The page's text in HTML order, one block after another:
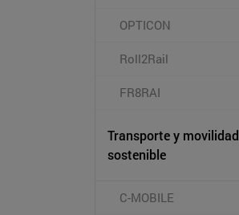
OPTICON
Roll2Rail
FR8RAI
Transporte y movilidad
sostenible
C-MOBILE